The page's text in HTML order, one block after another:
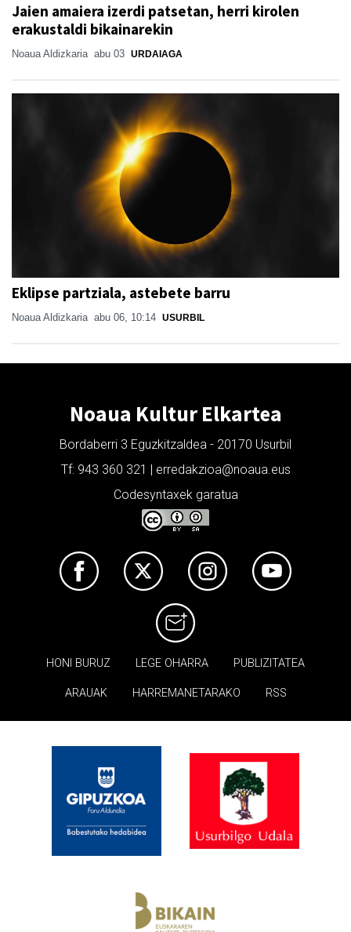
Jaien amaiera izerdi patsetan, herri kirolen
erakustaldi bikainarekin
Noaua Aldizkaria abu 03 URDAIAGA
Eklipse partziala, astebete barru
Noaua Aldizkaria abu 06, 10:14 USURBIL
Noaua Kultur Elkartea
Bordaberri 3 Eguzkitzaldea - 20170 Usurbil
Tf: 943 360 321 | erredakzioa@noaua.eus
Codesyntaxek garatua
HONI BURUZ LEGE OHARRA PUBLIZITATEA
ARAUAK HARREMANETARAKO RSS